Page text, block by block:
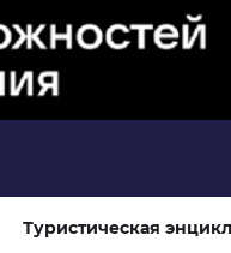
Туристическая